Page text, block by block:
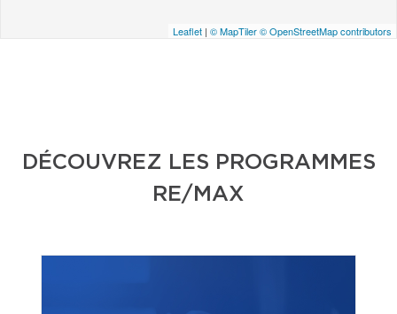
Leaflet | © MapTiler© OpenStreetMap contributors
DÉCOUVREZ LES PROGRAMMES
RE/MAX